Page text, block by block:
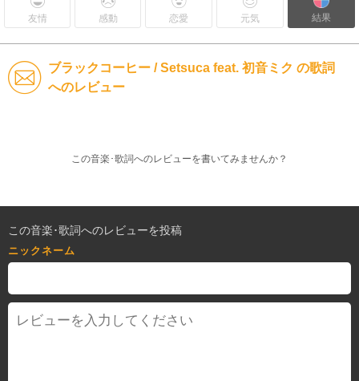
友情 感動 恋愛 元気 結果
ブラックコーヒー / Setsuca feat. 初音ミク の歌詞
へのレビュー
この音楽･歌詞へのレビューを書いてみませんか？
この音楽･歌詞へのレビューを投稿
ニックネーム